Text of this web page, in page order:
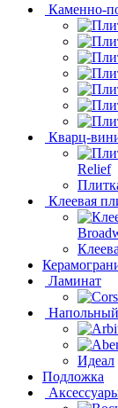
Каменно-
Кварц-
Relief
Клеевая
Ламинат
Идеал
Подложка